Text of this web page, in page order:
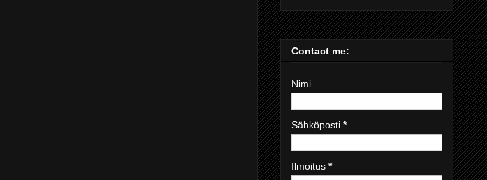
Contact me:
Nimi
Sähköposti *
Ilmoitus *